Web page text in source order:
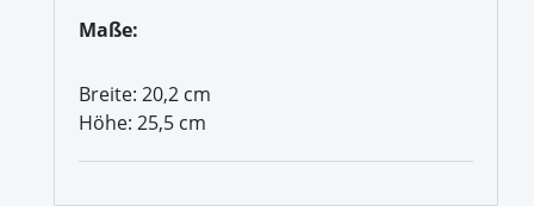
Maße:
Breite: 20,2 cm
Höhe: 25,5 cm